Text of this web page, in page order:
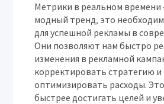
Метрики в реальном времени
модный тренд‚ это
для успешной рекламы в
Они позволяют нам быстро
изменения в рекламной
корректировать стратегию и
оптимизировать расходы.
быстрее достигать целей и